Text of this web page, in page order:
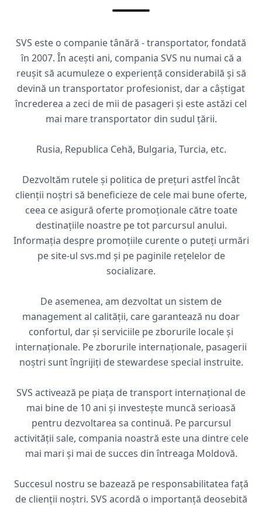
SVS este o companie tânără - transportator, fondată
în 2007. În acești ani, compania SVS nu numai că a
reușit să acumuleze o experiență considerabilă și să
devină un transportator profesionist, dar a câștigat
încrederea a zeci de mii de pasageri și este astăzi cel
mai mare transportator din sudul țării.
Rusia, Republica Cehă, Bulgaria, Turcia, etc.
Dezvoltăm rutele și politica de prețuri astfel încât
clienții noștri să beneficieze de cele mai bune oferte,
ceea ce asigură oferte promoționale către toate
destinațiile noastre pe tot parcursul anului.
Informația despre promoțiile curente o puteți urmări
pe site-ul svs.md și pe paginile rețelelor de
socializare.
De asemenea, am dezvoltat un sistem de
management al calității, care garantează nu doar
confortul, dar și serviciile pe zborurile locale și
internaționale. Pe zborurile internaționale, pasagerii
noștri sunt îngrijiți de stewardese special instruite.
SVS activează pe piața de transport internațional de
mai bine de 10 ani și investește muncă serioasă
pentru dezvoltarea sa continuă. Pe parcursul
activității sale, compania noastră este una dintre cele
mai mari și mai de succes din întreaga Moldovă.
Succesul nostru se bazează pe responsabilitatea față
de clienții noștri. SVS acordă o importanță deosebită